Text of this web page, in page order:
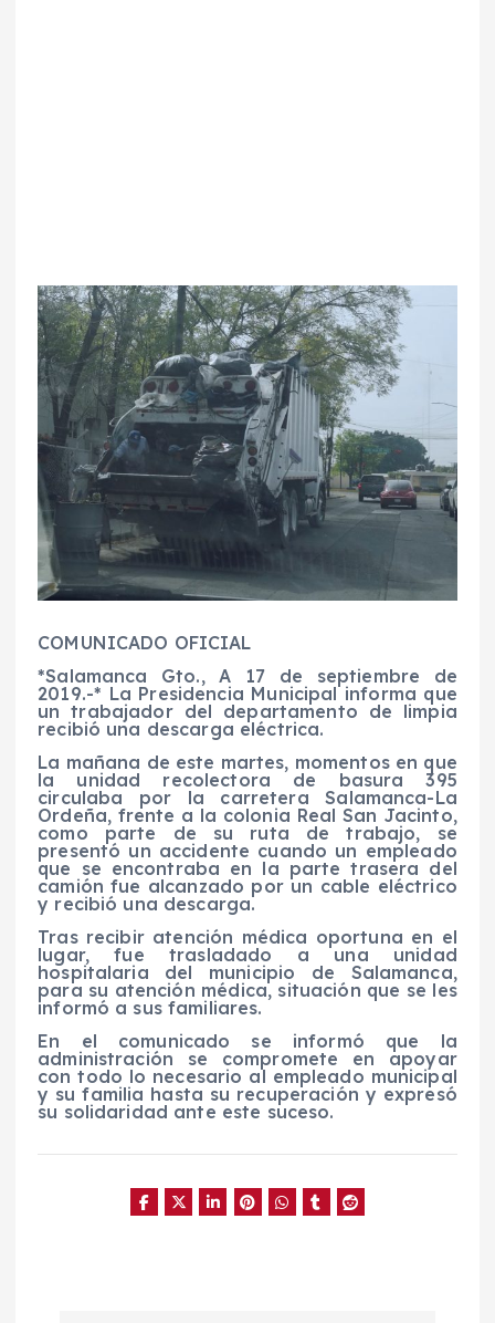
COMUNICADO OFICIAL
*Salamanca Gto., A 17 de septiembre de
2019.-* La Presidencia Municipal informa que
un trabajador del departamento de limpia
recibió una descarga eléctrica.
La mañana de este martes, momentos en que
la unidad recolectora de basura 395
circulaba por la carretera Salamanca-La
Ordeña, frente a la colonia Real San Jacinto,
como parte de su ruta de trabajo, se
presentó un accidente cuando un empleado
que se encontraba en la parte trasera del
camión fue alcanzado por un cable eléctrico
y recibió una descarga.
Tras recibir atención médica oportuna en el
lugar, fue trasladado a una unidad
hospitalaria del municipio de Salamanca,
para su atención médica, situación que se les
informó a sus familiares.
En el comunicado se informó que la
administración se compromete en apoyar
con todo lo necesario al empleado municipal
y su familia hasta su recuperación y expresó
su solidaridad ante este suceso.